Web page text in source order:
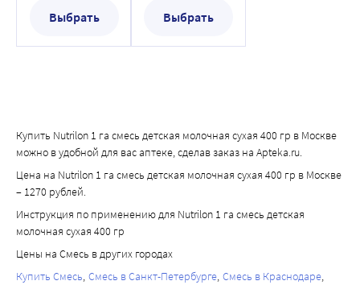
Выбрать
Выбрать
Купить Nutrilon 1 га смесь детская молочная сухая 400 гр в Москве
можно в удобной для вас аптеке, сделав заказ на Apteka.ru.
Цена на Nutrilon 1 га смесь детская молочная сухая 400 гр в Москве
– 1270 рублей.
Инструкция по применению для Nutrilon 1 га смесь детская
молочная сухая 400 гр
Цены на Смесь в других городах
Купить Смесь Смесь в Санкт-Петербурге Смесь в Краснодаре